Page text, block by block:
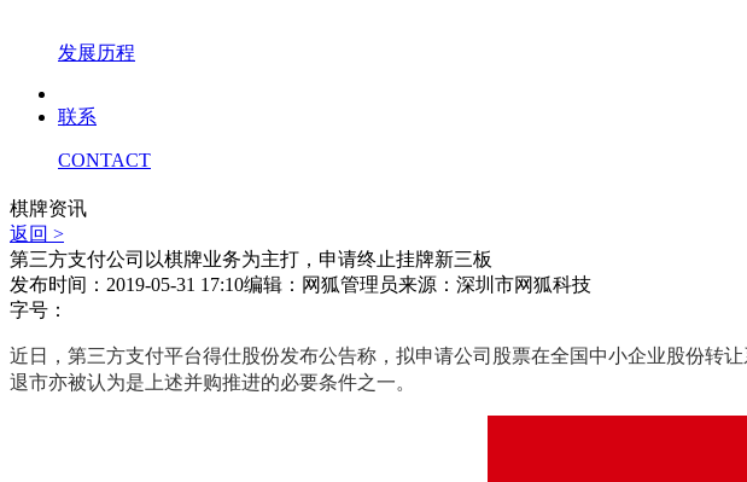
发展历程
联系
CONTACT
棋牌资讯
返回 >
第三方支付公司以棋牌业务为主打，申请终止挂牌新三板
发布时间：2019-05-31 17:10编辑：网狐管理员来源：深圳市网狐科技
字号：
近日，第三方支付平台得仕股份发布公告称，拟申请公司股票在全国中小企业股份转
退市亦被认为是上述并购推进的必要条件之一。